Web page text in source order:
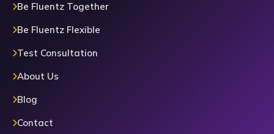
Be Fluentz Together
Be Fluentz Flexible
Test Consultation
About Us
Blog
Contact